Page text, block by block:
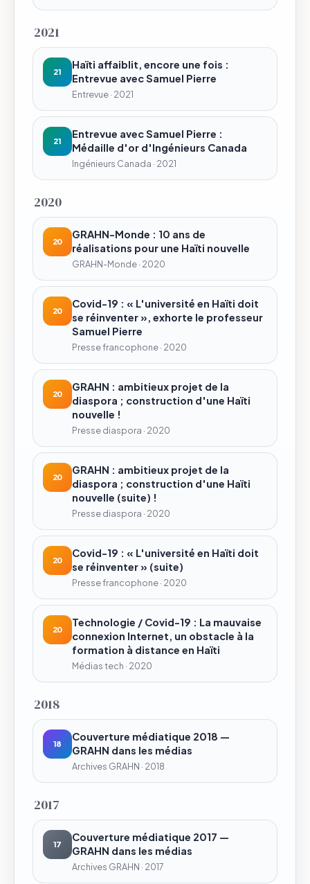
2021
21
Haïti affaiblit, encore une fois :
Entrevue avec Samuel Pierre
Entrevue · 2021
21
Entrevue avec Samuel Pierre :
Médaille d'or d'Ingénieurs Canada
Ingénieurs Canada · 2021
2020
20
GRAHN-Monde : 10 ans de
réalisations pour une Haïti nouvelle
GRAHN-Monde · 2020
20
Covid-19 : « L'université en Haïti doit
se réinventer », exhorte le professeur
Samuel Pierre
Presse francophone · 2020
20
GRAHN : ambitieux projet de la
diaspora ; construction d'une Haïti
nouvelle !
Presse diaspora · 2020
20
GRAHN : ambitieux projet de la
diaspora ; construction d'une Haïti
nouvelle (suite) !
Presse diaspora · 2020
20
Covid-19 : « L'université en Haïti doit
se réinventer » (suite)
Presse francophone · 2020
20
Technologie / Covid-19 : La mauvaise
connexion Internet, un obstacle à la
formation à distance en Haïti
Médias tech · 2020
2018
18
Couverture médiatique 2018 —
GRAHN dans les médias
Archives GRAHN · 2018
2017
17
Couverture médiatique 2017 —
GRAHN dans les médias
Archives GRAHN · 2017